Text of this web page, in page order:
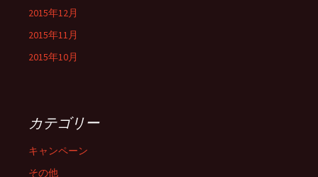
2015年12月
2015年11月
2015年10月
カテゴリー
キャンペーン
その他